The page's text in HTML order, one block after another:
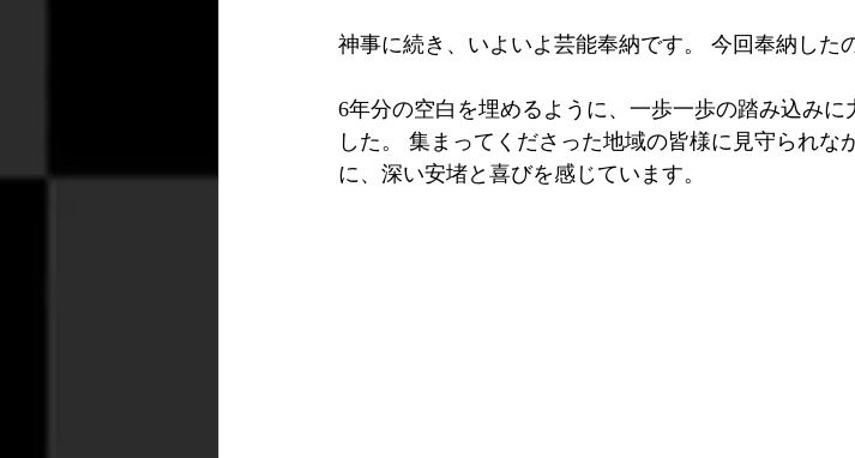
神事に続き、いよいよ芸能奉納です。 今回奉納した
6年分の空白を埋めるように、一歩一歩の踏み込み
した。 集まってくださった地域の皆様に見守られな
に、深い安堵と喜びを感じています。